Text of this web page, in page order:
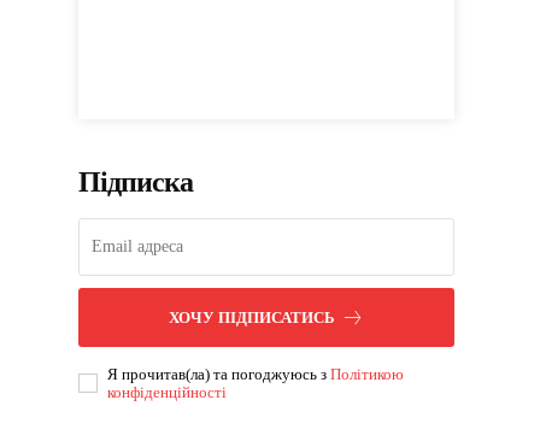
Підписка
ХОЧУ ПІДПИСАТИСЬ
Я прочитав(ла) та погоджуюсь зПолітикою
конфіденційності